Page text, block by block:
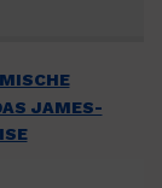
JAMES-